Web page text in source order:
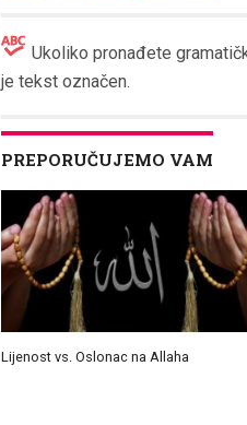
Ukoliko pronađete
je tekst označen.
PREPORUČUJEMO VAM
Lijenost vs. Oslonac na Allaha